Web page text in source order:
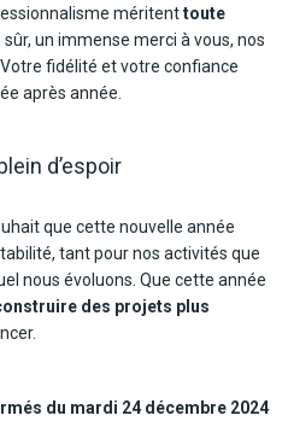
méritenttoute
sûr, un immense merci à vous, nos
fidélité et votre confiance
après année.
d’espoir
que cette nouvelle année
tant pour nos activités que
nous évoluons. Que cette année
des projets plus
du mardi 24 décembre 2024